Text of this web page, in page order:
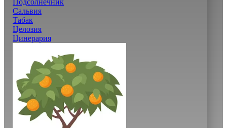
Подсолнечник
Сальвия
Табак
Целозия
Цинерария